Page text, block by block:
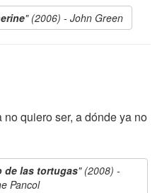
" (2006) - John Green
quiero ser, a dónde ya no
de las tortugas" (2008) -
Pancol